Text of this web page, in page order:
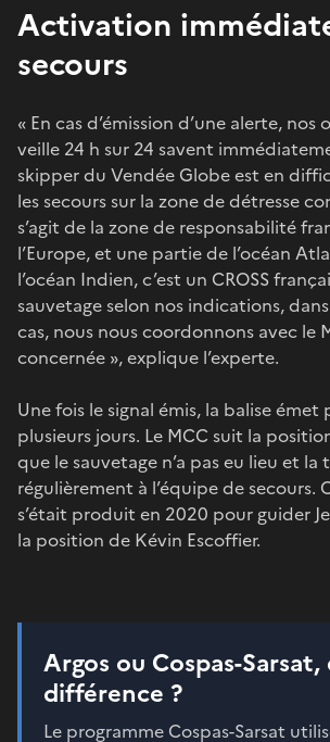
Activation
secours
« En cas d’émission d’une alerte, nos
veille 24 h sur 24 savent
skipper du Vendée Globe est en
les secours sur la zone de détresse
s’agit de la zone de responsabilité
l’Europe, et une partie de l’océan
l’océan Indien, c’est un CROSS
sauvetage selon nos indications,
cas, nous nous coordonnons avec le
concernée », explique l’experte.
Une fois le signal émis, la balise émet
plusieurs jours. Le MCC suit la
que le sauvetage n’a pas eu lieu et la
régulièrement à l’équipe de secours.
s’était produit en 2020 pour guider
la position de Kévin Escoffier.
Argos ou Cospas-
différence ?
Le programme Cospas-Sarsat